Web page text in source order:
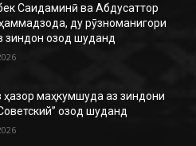
Саидаминӣ ва Абдусаттор
ду рӯзноманигори
зиндон озод шуданд
ҳазор маҳкумшуда аз зиндони
озод шуданд